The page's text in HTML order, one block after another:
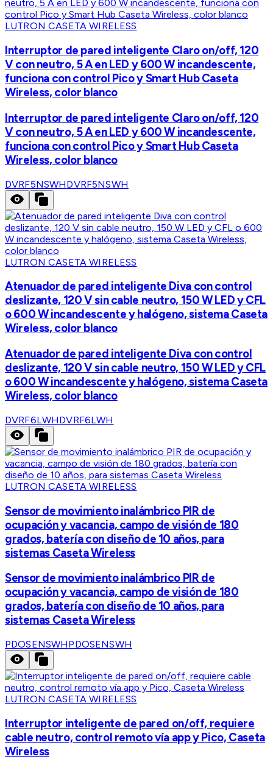
LUTRON CASETA WIRELESS
Interruptor de pared inteligente Claro on/off, 120
V con neutro, 5 A en LED y 600 W incandescente,
funciona con control Pico y Smart Hub Caseta
Wireless, color blanco
Interruptor de pared inteligente Claro on/off, 120
V con neutro, 5 A en LED y 600 W incandescente,
funciona con control Pico y Smart Hub Caseta
Wireless, color blanco
DVRF5NSWHDVRF5NSWH
LUTRON CASETA WIRELESS
Atenuador de pared inteligente Diva con control
deslizante, 120 V sin cable neutro, 150 W LED y CFL
o 600 W incandescente y halógeno, sistema Caseta
Wireless, color blanco
Atenuador de pared inteligente Diva con control
deslizante, 120 V sin cable neutro, 150 W LED y CFL
o 600 W incandescente y halógeno, sistema Caseta
Wireless, color blanco
DVRF6LWHDVRF6LWH
LUTRON CASETA WIRELESS
Sensor de movimiento inalámbrico PIR de
ocupación y vacancia, campo de visión de 180
grados, batería con diseño de 10 años, para
sistemas Caseta Wireless
Sensor de movimiento inalámbrico PIR de
ocupación y vacancia, campo de visión de 180
grados, batería con diseño de 10 años, para
sistemas Caseta Wireless
PDOSENSWHPDOSENSWH
LUTRON CASETA WIRELESS
Interruptor inteligente de pared on/off, requiere
cable neutro, control remoto vía app y Pico, Caseta
Wireless